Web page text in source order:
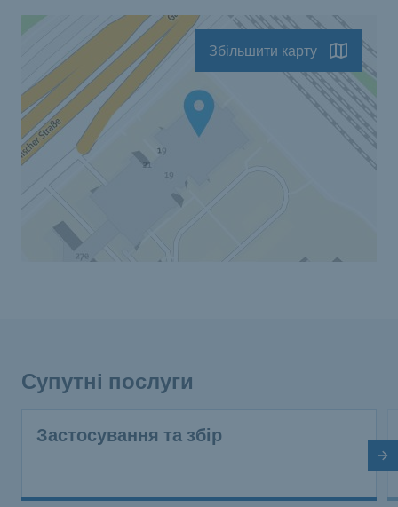
Збільшити карту
Супутні послуги
Застосування та збір